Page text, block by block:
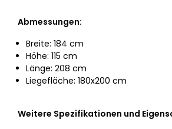
Abmessungen:
Breite: 184 cm
Höhe: 115 cm
Länge: 208 cm
Liegefläche: 180x200 cm
Weitere Spezifikationen und